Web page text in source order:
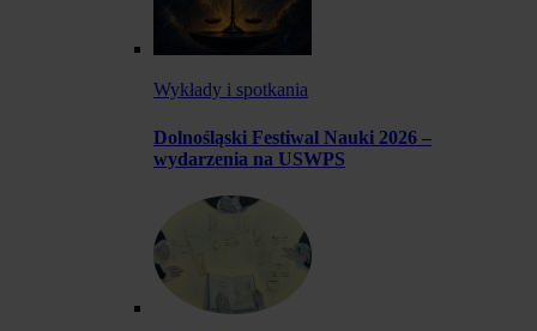
Wykłady i spotkania
Dolnośląski Festiwal Nauki 2026 –
wydarzenia na USWPS